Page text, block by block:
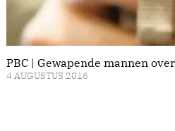
PBC | Gewapende mannen
4 AUGUSTUS 2016